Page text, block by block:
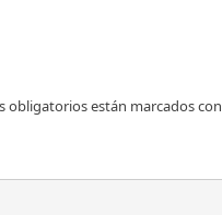
obligatorios están marcados con